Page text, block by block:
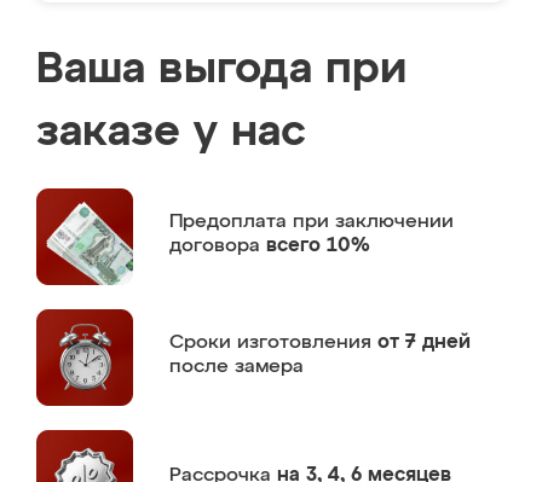
Ваша выгода при
заказе у нас
Предоплата при заключении
договора всего 10%
Сроки изготовления от 7 дней
после замера
Рассрочка на 3, 4, 6 месяцев